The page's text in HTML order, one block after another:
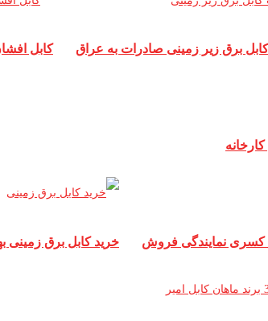
برق زیر زمینی صادرات به عراق کابل
نمایندگی فروش خرید کابل برق زمینی